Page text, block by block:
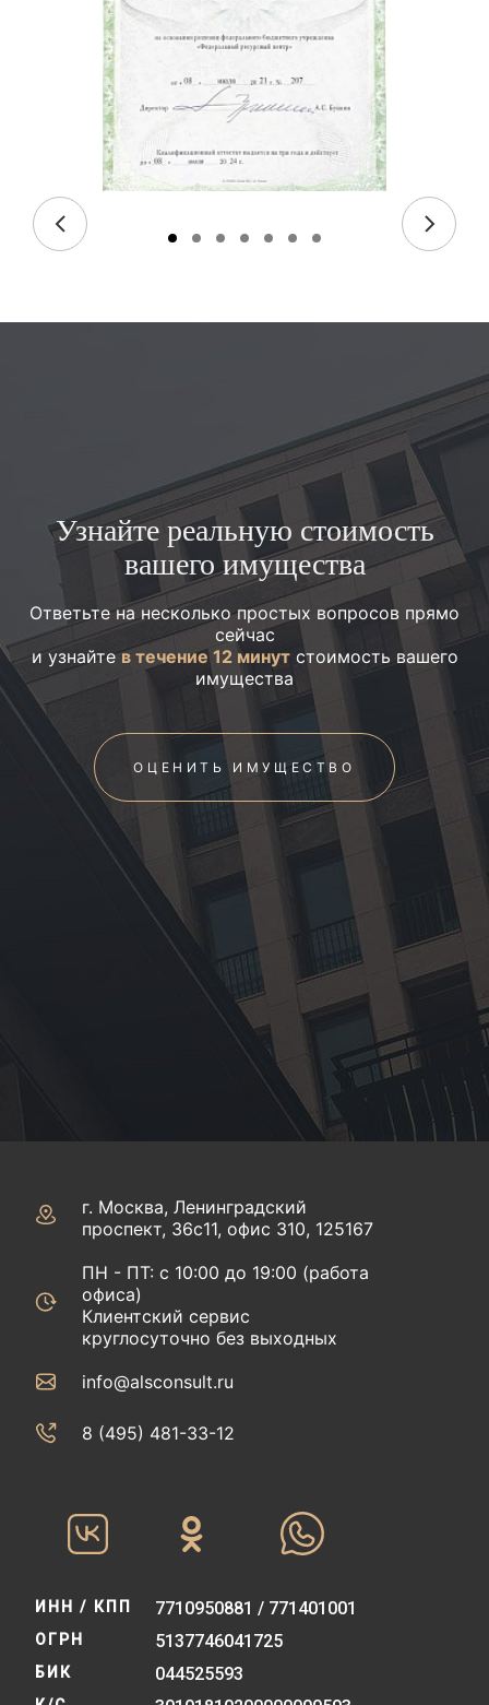
Узнайте реальную стоимость
вашего имущества
Ответьте на несколько простых вопросов прямо
сейчас
и узнайтев течение 12 минутстоимость вашего
имущества
ОЦЕНИТЬ ИМУЩЕСТВО
г. Москва, Ленинградский
проспект, 36с11, офис 310, 125167
ПН - ПТ: с 10:00 до 19:00 (работа
офиса)
Клиентский сервис
круглосуточно без выходных
info@alsconsult.ru
8 (495) 481-33-12‬‬
ИНН / КПП 7710950881 / 771401001
ОГРН 5137746041725
БИК 044525593